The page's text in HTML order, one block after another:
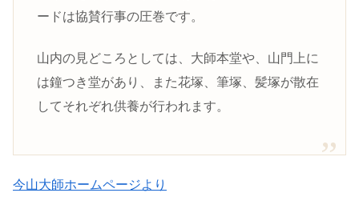
ードは協賛行事の圧巻です。
山内の見どころとしては、大師本堂や、山門上に
は鐘つき堂があり、また花塚、筆塚、髪塚が散在
してそれぞれ供養が行われます。
今山大師ホームページより